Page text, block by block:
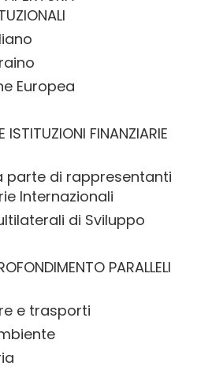
ISTITUZIONI FINANZIARIE
di rappresentanti
Internazionali
di Sviluppo
PARALLELI
e trasporti